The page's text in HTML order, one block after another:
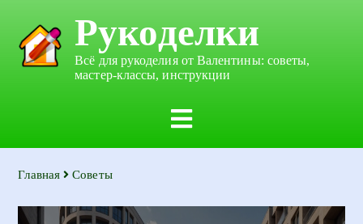
Рукоделки
Всё для рукоделия от Валентины: советы,
мастер-классы, инструкции
Главная Советы